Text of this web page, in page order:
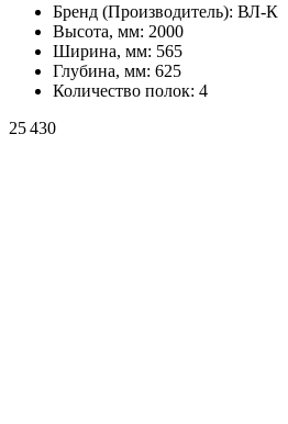
Бренд (Производитель): ВЛ-К
Высота, мм: 2000
Ширина, мм: 565
Глубина, мм: 625
Количество полок: 4
25 430